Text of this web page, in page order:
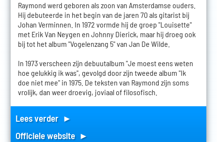
Raymond werd geboren als zoon van Amsterdamse ouders.
Hij debuteerde in het begin van de jaren 70 als gitarist bij
Johan Verminnen. In 1972 vormde hij de groep "Louisette"
met Erik Van Neygen en Johnny Dierick, maar hij droeg ook
bij tot het album "Vogelenzang 5" van Jan De Wilde.
In 1973 verscheen zijn debuutalbum "Je moest eens weten
hoe gelukkig ik was", gevolgd door zijn tweede album "Ik
doe niet mee" in 1975. De teksten van Raymond zijn soms
vrolijk, dan weer droevig, joviaal of filosofisch.
Lees verder ►
Officiele website ►